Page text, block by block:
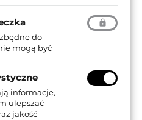
do
mogą być
informacje,
ulepszać
jakość